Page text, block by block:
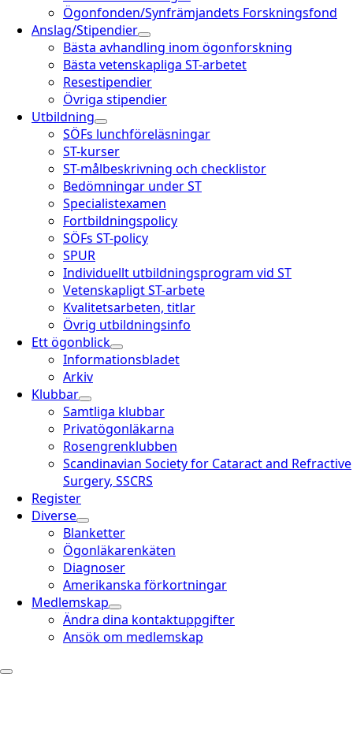
Ögonfonden/Synfrämjandets Forskningsfond
Anslag/Stipendier
Bästa avhandling inom ögonforskning
Bästa vetenskapliga ST-arbetet
Resestipendier
Övriga stipendier
Utbildning
SÖFs lunchföreläsningar
ST-kurser
ST-målbeskrivning och checklistor
Bedömningar under ST
Specialistexamen
Fortbildningspolicy
SÖFs ST-policy
SPUR
Individuellt utbildningsprogram vid ST
Vetenskapligt ST-arbete
Kvalitetsarbeten, titlar
Övrig utbildningsinfo
Ett ögonblick
Informationsbladet
Arkiv
Klubbar
Samtliga klubbar
Privatögonläkarna
Rosengrenklubben
Scandinavian Society for Cataract and Refractive
Surgery, SSCRS
Register
Diverse
Blanketter
Ögonläkarenkäten
Diagnoser
Amerikanska förkortningar
Medlemskap
Ändra dina kontaktuppgifter
Ansök om medlemskap